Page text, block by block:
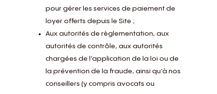
pour gérer les services de paiement de
loyer offerts depuis le Site ;
Aux autorités de règlementation, aux
autorités de contrôle, aux autorités
chargées de l’application de la loi ou de
la prévention de la fraude, ainsi qu’à nos
conseillers (y compris avocats ou